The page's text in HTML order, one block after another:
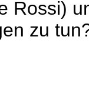
Rossi)
zu